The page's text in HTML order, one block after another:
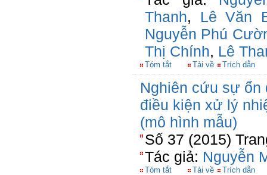
Thanh, Lê Văn
Nguyễn Phú
Thị Chính, Lê
Tóm tắt Tải về Trích dẫn
Nghiên cứu sự ổn
điều kiện xử lý
(mô hình mẫu)
Số 37 (2015)
Tác giả: Nguyễn
Tóm tắt Tải về Trích dẫn